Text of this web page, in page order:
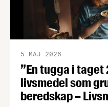
”En tugga i
livsmedel som
beredskap –
5 MAJ 2026